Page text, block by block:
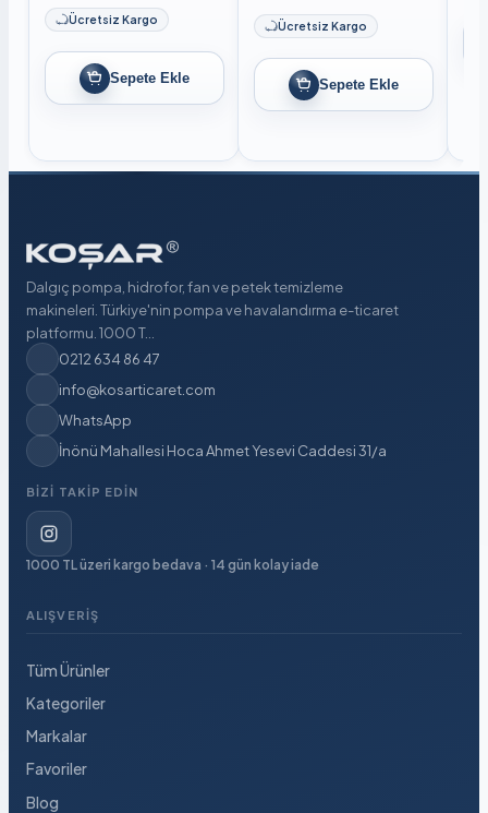
Ücretsiz Kargo
Sepete Ekle
Ücretsiz Kargo
Sepete Ekle
Dalgıç pompa, hidrofor, fan ve petek temizleme
makineleri. Türkiye'nin pompa ve havalandırma e-ticaret
platformu. 1000 T...
0212 634 86 47
info@kosarticaret.com
WhatsApp
İnönü Mahallesi Hoca Ahmet Yesevi Caddesi 31/a
BIZI TAKIP EDIN
1000 TL üzeri kargo bedava · 14 gün kolay iade
ALIŞVERIŞ
Tüm Ürünler
Kategoriler
Markalar
Favoriler
Blog